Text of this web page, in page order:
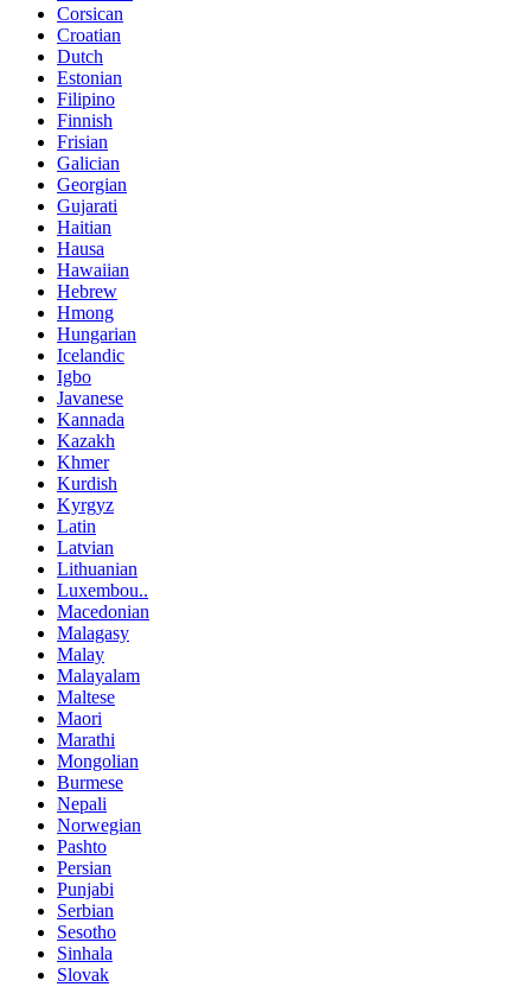
Corsican
Croatian
Dutch
Estonian
Filipino
Finnish
Frisian
Galician
Georgian
Gujarati
Haitian
Hausa
Hawaiian
Hebrew
Hmong
Hungarian
Icelandic
Igbo
Javanese
Kannada
Kazakh
Khmer
Kurdish
Kyrgyz
Latin
Latvian
Lithuanian
Luxembou..
Macedonian
Malagasy
Malay
Malayalam
Maltese
Maori
Marathi
Mongolian
Burmese
Nepali
Norwegian
Pashto
Persian
Punjabi
Serbian
Sesotho
Sinhala
Slovak